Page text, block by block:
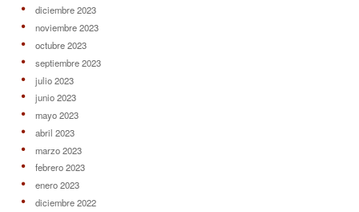
diciembre 2023
noviembre 2023
octubre 2023
septiembre 2023
julio 2023
junio 2023
mayo 2023
abril 2023
marzo 2023
febrero 2023
enero 2023
diciembre 2022